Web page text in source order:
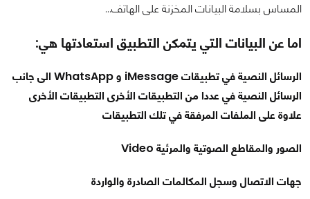
المساس بسلامة البيانات المخزنة على الهاتف…
اما عن البيانات التي يتمكن التطبيق استعادتها هي:
الرسائل النصية في تطبيقات iMessage و WhatsApp الى جانب
الرسائل النصية في عددا من التطبيقات الأخرى التطبيقات الأخرى
علاوة على الملفات المرفقة في تلك التطبيقات
الصور والمقاطع الصوتية والمرئية Video
جهات الاتصال وسجل المكالمات الصادرة والواردة